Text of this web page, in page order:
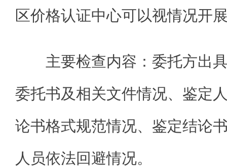
区价格认证中心可以视情况开
主要检查内容：委托方出
委托书及相关文件情况、鉴定
论书格式规范情况、鉴定结论
人员依法回避情况。